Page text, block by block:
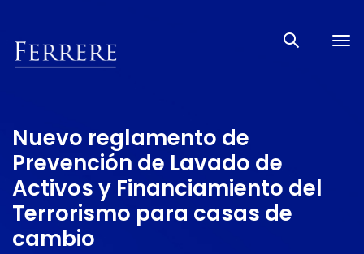
Nuevo reglamento de
Prevención de Lavado de
Activos y Financiamiento del
Terrorismo para casas de
cambio